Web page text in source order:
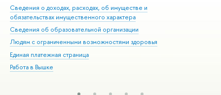
Сведения о доходах, расходах, об имуществе и
обязательствах имущественного характера
Сведения об образовательной организации
Людям с ограниченными возможностями здоровья
Единая платежная страница
Работа в Вышке